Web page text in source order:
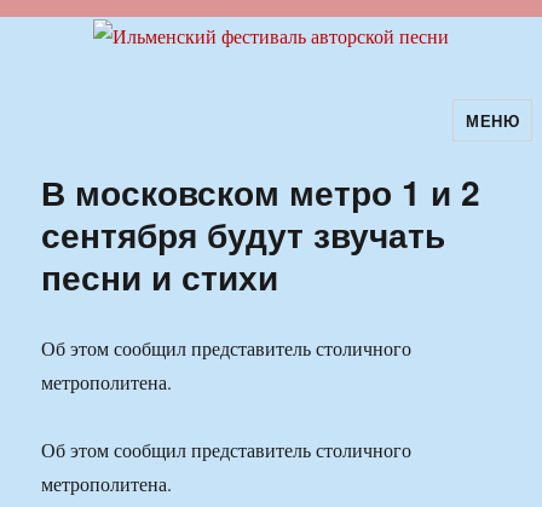
Ильменский фестиваль авторскойМЕНЮ
В московском метро 1 и 2
сентября будут звучать
песни и стихи
Об этом сообщил представитель столичного
метрополитена.
Об этом сообщил представитель столичного
метрополитена.